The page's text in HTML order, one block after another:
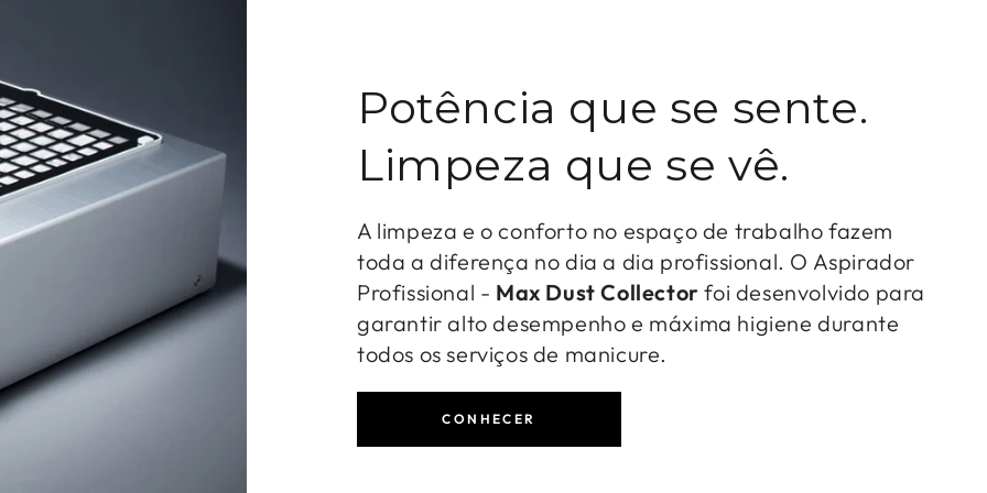
Potência que se sente.
Limpeza que se vê.
A limpeza e o conforto no espaço de trabalho fazem
toda a diferença no dia a dia profissional. O Aspirador
Profissional - Max Dust Collectorfoi desenvolvido para
garantir alto desempenho e máxima higiene durante
todos os serviços de manicure.
CONHECER